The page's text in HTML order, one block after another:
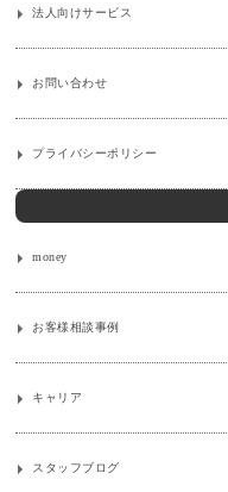
法人向けサービス
お問い合わせ
プライバシーポリシー
money
お客様相談事例
キャリア
スタッフブログ